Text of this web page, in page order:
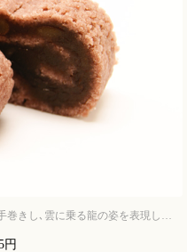
巻きし､雲に乗る龍の姿を表現し…
円